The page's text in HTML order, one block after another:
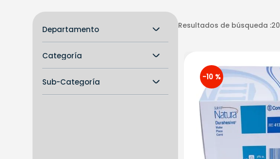
Departamento
Equipos y Dispositivos
Médicos
Categoría
Botiquín y Primeros Auxilios
Sub-Categoría
Resultados de búsqueda :20
-10 %